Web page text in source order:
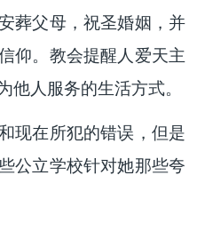
葬父母，祝圣婚姻，并
仰。教会提醒人爱天主
他人服务的生活方式。
现在所犯的错误，但是
公立学校针对她那些夸